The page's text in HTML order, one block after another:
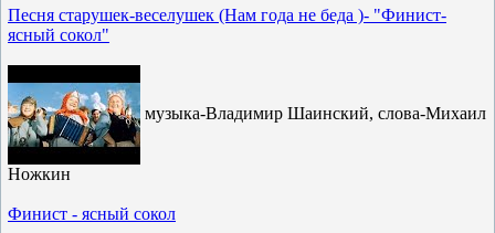
Песня старушек-веселушек (Нам года не беда )- "Финист-
ясный сокол"
музыка-Владимир Шаинский, слова-Михаил
Ножкин
Финист - ясный сокол